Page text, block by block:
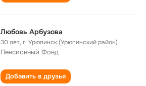
Любовь Арбузова
30 лет,г. Урюпинск (Урюпинский район)
Пенсионный Фонд
Добавить в друзья